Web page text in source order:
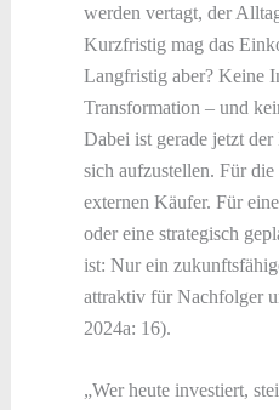
werden vertagt, der
Kurzfristig mag das
Langfristig aber? Keine
Transformation – und
Dabei ist gerade jetzt
sich aufzustellen. Für
externen Käufer. Für
oder eine strategisch
ist: Nur ein
attraktiv für Nachfolger
2024a: 16).
„Wer heute investiert,